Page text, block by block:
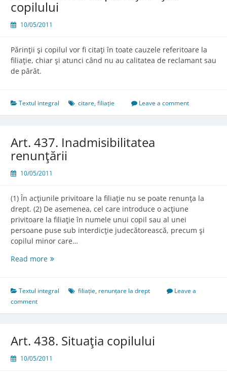
copilului
10/05/2011
Părinţii şi copilul vor fi citaţi în toate cauzele referitoare la
filiaţie, chiar şi atunci când nu au calitatea de reclamant sau
de pârât.
Textul integral citare,filiație Leave a comment
Art. 437. Inadmisibilitatea
renunţării
10/05/2011
(1) În acţiunile privitoare la filiaţie nu se poate renunţa la
drept. (2) De asemenea, cel care introduce o acţiune
privitoare la filiaţie în numele unui copil sau al unei
persoane puse sub interdicţie judecătorească, precum şi
copilul minor care…
Read moreArt.
renunţării
Textul integral filiație, renunțare la drept
Leave a
comment
Art. 438. Situaţia copilului
10/05/2011